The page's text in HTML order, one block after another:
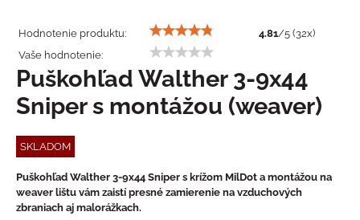
Hodnotenie produktu: 4.81/5 (32x)
Vaše hodnotenie:
Puškohľad Walther 3-9x44
Sniper s montážou (weaver)
SKLADOM
Puškohľad Walther 3-9x44 Sniper s krížom MilDot a montážou na
weaver lištu vám zaistí presné zamierenie na vzduchových
zbraniach aj malorážkach.